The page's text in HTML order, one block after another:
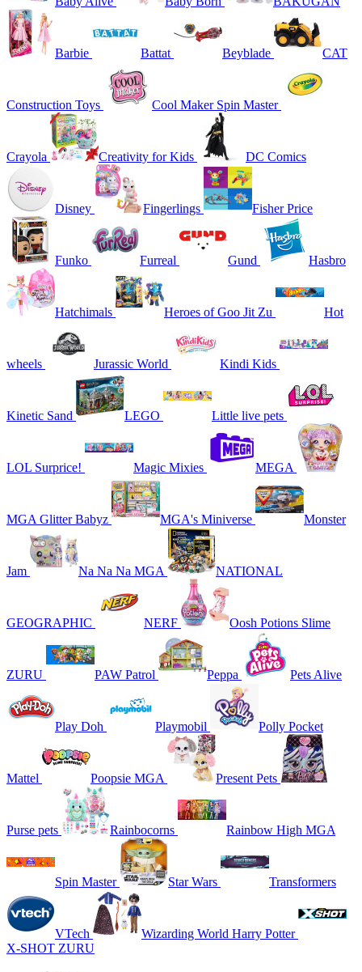
Barbie Battat Beyblade CAT
Construction Toys Cool Maker Spin Master
Crayola Creativity for Kids DC Comics
Disney Fingerlings Fisher Price
Funko Furreal Gund Hasbro
Hatchimals Heroes of Goo Jit Zu Hot
wheels Jurassic World Kindi Kids
Kinetic Sand LEGO Little live pets
LOL Surprice! Magic Mixies MEGA
MGA Glitter Babyz MGA's Miniverse Monster
Jam Na Na Na MGA NATIONAL
GEOGRAPHIC NERF Oosh Potions Slime
ZURU PAW Patrol Peppa Pets Alive
Play Doh Playmobil Polly Pocket
Mattel Poopsie MGA Present Pets
Purse pets Rainbocorns Rainbow High MGA
Spin Master Star Wars Transformers
VTech
Wizarding World Harry Potter
X-SHOT ZURU